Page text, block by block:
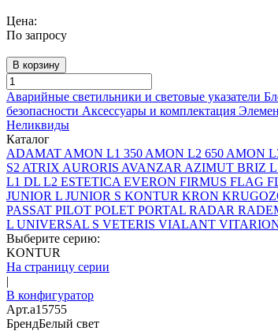
Цена:
По запросу
В корзину
Аварийные светильники и световые указатели
безопасности Аксессуары и комплектация
Неликвиды
Каталог
ADAMAT AMON L1 350 AMON L2 650 AMON
S2 ATRIX AURORIS AVANZAR AZIMUT BRIZ L
L1 DL L2 ESTETICA EVERON FIRMUS FLAG
JUNIOR L JUNIOR S KONTUR KRON
PASSAT PILOT POLET PORTAL RADAR
L UNIVERSAL S VETERIS VIALANT
Выберите серию:
KONTUR
На страницу серии
|
В конфигуратор
Арт.a15755
БрендБелый свет